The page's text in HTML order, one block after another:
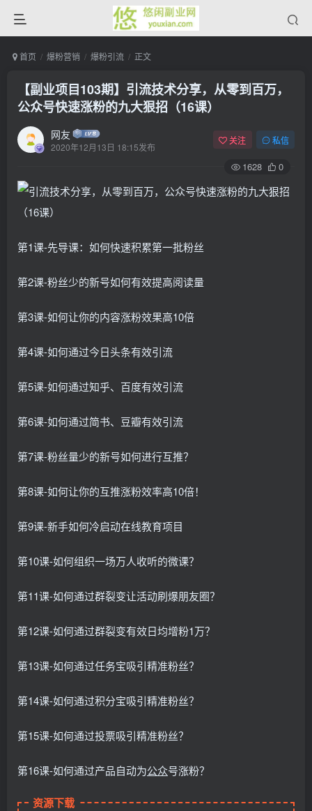
首页 爆粉营销 爆粉引流 正文
【副业项目103期】引流技术分享，从零到百万，
公众号快速涨粉的九大狠招（16课）
网友
2020年12月13日 18:15发布
关注 私信
1628 0
第1课-先导课：如何快速积累第一批粉丝
第2课-粉丝少的新号如何有效提高阅读量
第3课-如何让你的内容涨粉效果高10倍
第4课-如何通过今日头条有效引流
第5课-如何通过知乎、百度有效引流
第6课-如何通过简书、豆瓣有效引流
第7课-粉丝量少的新号如何进行互推？
第8课-如何让你的互推涨粉效率高10倍！
第9课-新手如何冷启动在线教育项目
第10课-如何组织一场万人收听的微课？
第11课-如何通过群裂变让活动刷爆朋友圈？
第12课-如何通过群裂变有效日均增粉1万？
第13课-如何通过任务宝吸引精准粉丝？
第14课-如何通过积分宝吸引精准粉丝？
第15课-如何通过投票吸引精准粉丝？
第16课-如何通过产品自动为公众号涨粉？
资源下载